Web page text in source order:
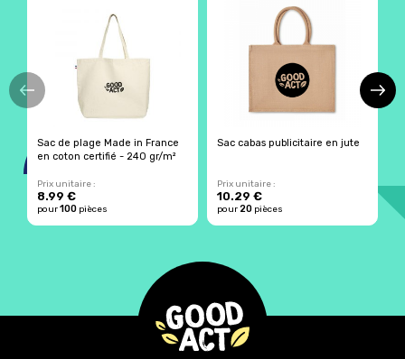
Sac de plage Made in France
en coton certifié - 240 gr/m²
Prix unitaire :
8.99 €
pour100 pièces
Sac cabas publicitaire en jute
Prix unitaire :
10.29 €
pour20 pièces